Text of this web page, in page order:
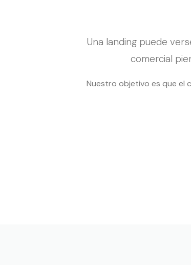
Una landing puede
comercial
Nuestro objetivo es que el